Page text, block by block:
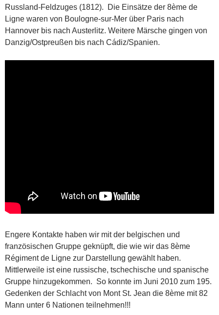
Russland-Feldzuges (1812). Die Einsätze der 8ème de
Ligne waren von Boulogne-sur-Mer über Paris nach
Hannover bis nach Austerlitz. Weitere Märsche gingen von
Danzig/Ostpreußen bis nach Cádiz/Spanien.
Engere Kontakte haben wir mit der belgischen und
französischen Gruppe geknüpft, die wie wir das 8ème
Régiment de Ligne zur Darstellung gewählt haben.
Mittlerweile ist eine russische, tschechische und spanische
Gruppe hinzugekommen. So konnte im Juni 2010 zum 195.
Gedenken der Schlacht von Mont St. Jean die 8ème mit 82
Mann unter 6 Nationen teilnehmen!!!